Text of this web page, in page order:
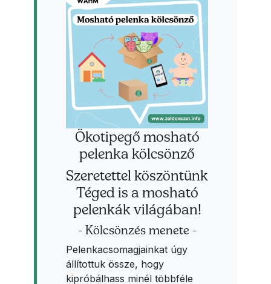
Ökotipegő mosható
pelenka kölcsönző
Szeretettel köszöntünk
Téged is a mosható
pelenkák világában!
- Kölcsönzés menete -
Pelenkacsomagjainkat úgy
állítottuk össze, hogy
kipróbálhass minél többféle